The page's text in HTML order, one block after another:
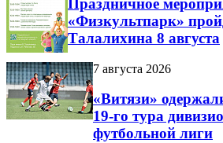
Праздничное
«Физкультпарк»
Талалихина 8 августа
7 августа 2026
«Витязи»
19-го тура
футбольной лиги